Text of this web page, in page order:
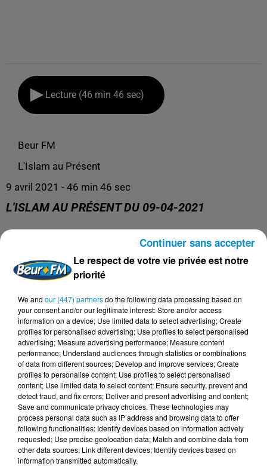
Lecture (46 min 46 sec)
Beur FM
L'Islam au Présent
9 avril 2021 - 46 min 46 sec
L'ISLAM AU PRÉSENT DU 09-04-2021
L'Islam au Présent du 09-04-2021
DERNIERS PODCASTS
24 juillet 2026
Les Zinformés - 24/07/26
Le respect de votre vie privée est notre
priorité
We and our (447) partnersdo the following data processing based on
your consent and/or our legitimate interest: Store and/or access
information on a device; Use limited data to select advertising; Create
profiles for personalised advertising; Use profiles to select personalised
advertising; Measure advertising performance; Measure content
performance; Understand audiences through statistics or combinations
of data from different sources; Develop and improve services; Create
profiles to personalise content; Use profiles to select personalised
content; Use limited data to select content; Ensure security, prevent and
detect fraud, and fix errors; Deliver and present advertising and content;
Save and communicate privacy choices. These technologies may
process personal data such as IP address and browsing data to offer
following functionalities: Identify devices based on information actively
requested; Use precise geolocation data; Match and combine data from
other data sources; Link different devices; Identify devices based on
information transmitted automatically.
Continuer sans accepter